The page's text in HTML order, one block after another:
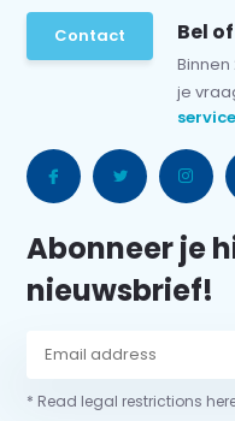
Contact Bel
je
Abonneer je
nieuwsbrief!
* Read legal restrictions